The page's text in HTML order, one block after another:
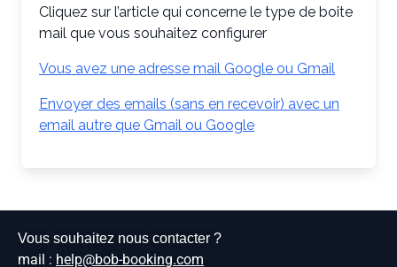
Cliquez sur l’article qui concerne le type de boite
mail que vous souhaitez configurer
Vous avez une adresse mail Google ou Gmail
Envoyer des emails (sans en recevoir) avec un
email autre que Gmail ou Google
Vous souhaitez nous contacter ?
mail : help@bob-booking.com